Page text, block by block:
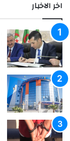
اخر الاخبار